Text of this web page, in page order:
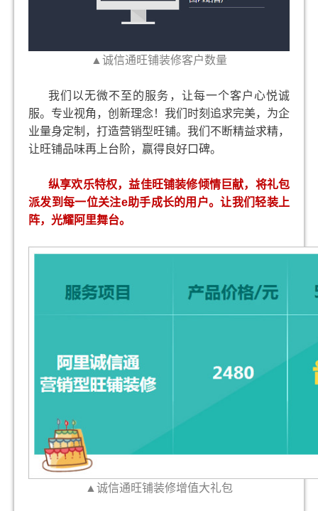
▲诚信通旺铺装修客户数量
我们以无微不至的服务，让每一个客户心悦诚
服。专业视角，创新理念！我们时刻追求完美，为企
业量身定制，打造营销型旺铺。我们不断精益求精，
让旺铺品味再上台阶，赢得良好口碑。
纵享欢乐特权，益佳旺铺装修倾情巨献，将礼包
派发到每一位关注e助手成长的用户。让我们轻装上
阵，光耀阿里舞台。
▲诚信通旺铺装修增值大礼包